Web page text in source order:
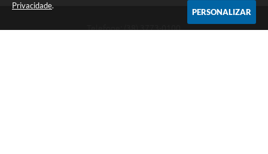
Privacidade.
PERSONALIZAR
Telefone: (38) 3773-0100